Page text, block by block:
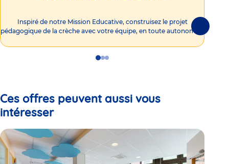
Inspiré de notre Mission Educative, construisez le projet
pédagogique de la crèche avec votre équipe, en toute autonomie !
GoGoGo
Ces offres peuvent aussi vous
intéresser